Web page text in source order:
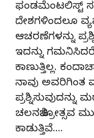
ಫಂಡಮೆಂಟಲಿಸ್ಟ್
ದೇಶಗಳಿಂದಲೂ
ಆಚರಣೆಗಳನ್ನು
ಇದನ್ನು ಗಮನಿಸಿದರೆ
ಕಾಣುತ್ತಿಲ್ಲ.
ನಾವು ಅವರಿಗಿಂತ
ಪ್ರಶ್ನಿಸುವುದನ್ನು
ಚಲನಚಿತ್ರೋತ್ಸವ
ಕಾಡುತ್ತಿವೆ….